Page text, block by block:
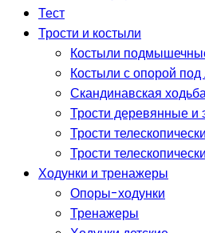
Тест
Трости и костыли
Костыли
Костыли с опорой под
Скандинавская
Трости деревянные и
Трости
Трости
Ходунки и тренажеры
Опоры-ходунки
Тренажеры